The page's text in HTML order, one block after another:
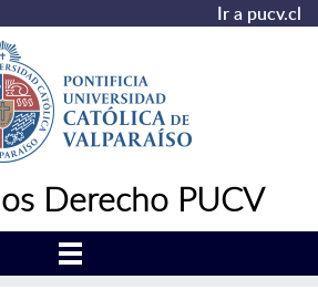
Ir a pucv.cl
Derecho PUCV